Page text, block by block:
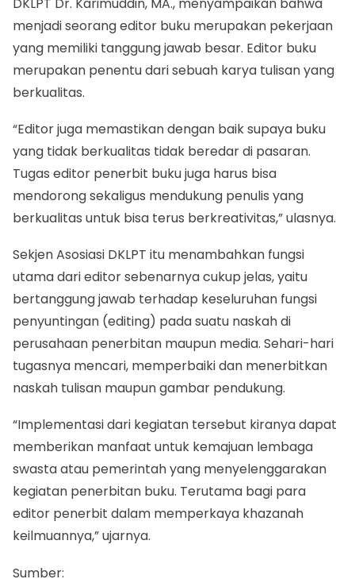
menjadi seorang editor buku merupakan pekerjaan
yang memiliki tanggung jawab besar. Editor buku
merupakan penentu dari sebuah karya tulisan yang
berkualitas.
“Editor juga memastikan dengan baik supaya buku
yang tidak berkualitas tidak beredar di pasaran.
Tugas editor penerbit buku juga harus bisa
mendorong sekaligus mendukung penulis yang
berkualitas untuk bisa terus berkreativitas,” ulasnya.
Sekjen Asosiasi DKLPT itu menambahkan fungsi
utama dari editor sebenarnya cukup jelas, yaitu
bertanggung jawab terhadap keseluruhan fungsi
penyuntingan (editing) pada suatu naskah di
perusahaan penerbitan maupun media. Sehari-hari
tugasnya mencari, memperbaiki dan menerbitkan
naskah tulisan maupun gambar pendukung.
“Implementasi dari kegiatan tersebut kiranya dapat
memberikan manfaat untuk kemajuan lembaga
swasta atau pemerintah yang menyelenggarakan
kegiatan penerbitan buku. Terutama bagi para
editor penerbit dalam memperkaya khazanah
keilmuannya,” ujarnya.
Sumber: